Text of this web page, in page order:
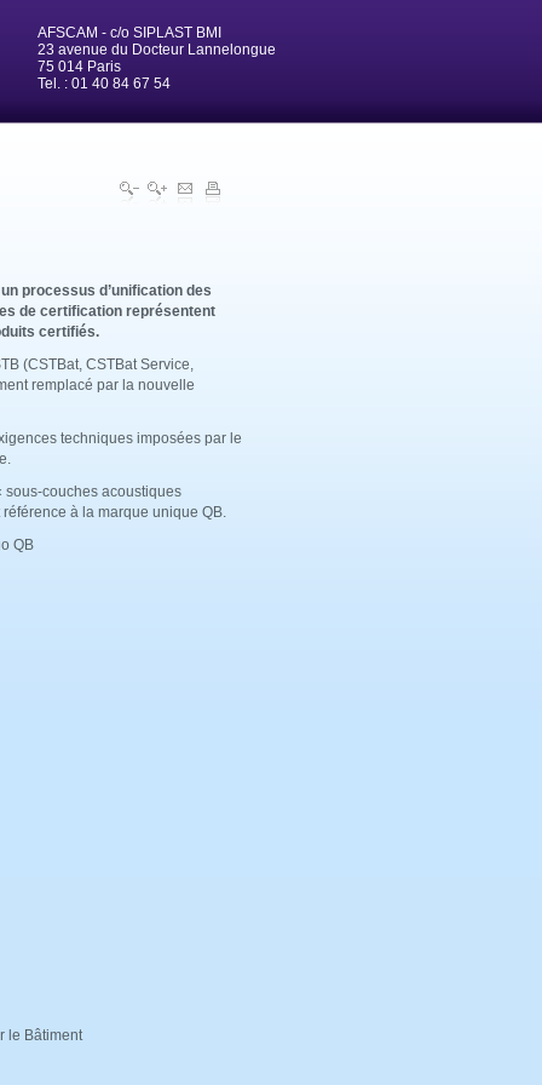
AFSCAM - c/o SIPLAST BMI
23 avenue du Docteur Lannelongue
75 014 Paris
Tel. : 01 40 84 67 54
processus d’unification des
de certification représentent
certifiés.
(CSTBat, CSTBat Service,
remplacé par la nouvelle
techniques imposées par le
sous-couches acoustiques
à la marque unique QB.
QB
le Bâtiment